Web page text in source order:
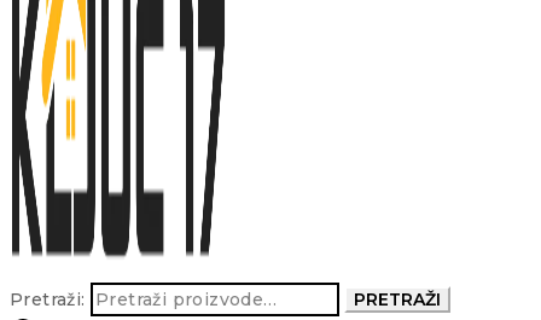
Pretraži: PRETRAŽI